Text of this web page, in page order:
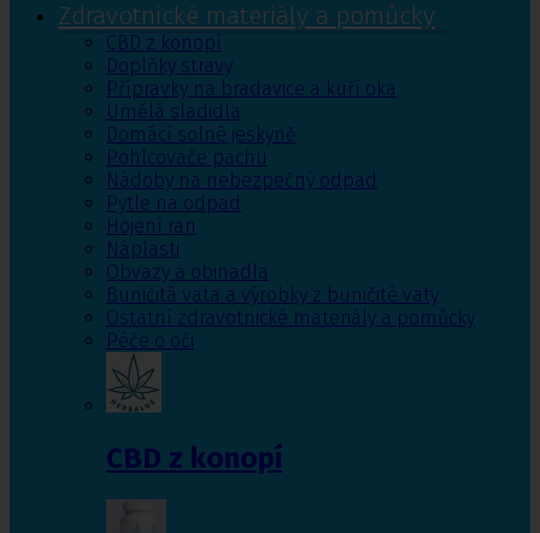
Zdravotnické materiály a pomůcky
CBD z konopí
Doplňky stravy
Přípravky na bradavice a kuří oka
Umělá sladidla
Domácí solné jeskyně
Pohlcovače pachu
Nádoby na nebezpečný odpad
Pytle na odpad
Hojení ran
Náplasti
Obvazy a obinadla
Buničitá vata a výrobky z buničité vaty
Ostatní zdravotnické materiály a pomůcky
Péče o oči
CBD z konopí